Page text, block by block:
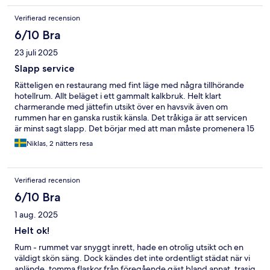
Verifierad recension
6/10 Bra
23 juli 2025
Slapp service
Rätteligen en restaurang med fint läge med några tillhörande
hotellrum. Allt beläget i ett gammalt kalkbruk. Helt klart
charmerande med jättefin utsikt över en havsvik även om
rummen har en ganska rustik känsla. Det tråkiga är att servicen
är minst sagt slapp. Det börjar med att man måste promenera 15
minuter längst grusvägar till och från hotellet. Vägen är också
mycket dåligt skyltad så det är lätt att gå fel och hamna i ett
vi att få en påse med vår frukost. Vi blev hänvisade till caféet och
personalen där plockade ihop en frukost. Denna skulle de ställa i
ett kylskåp på hotellet. Efter middag i restaurangen så visade
servitrisen oss kylskåpet som då var tomt. På fråga svarade hon
att hon skulle hämta påsen från caféet och ställa den i kylskåpet
när hon slutade. När vi kom för att hämta vår påse på morgonen
så var kylskåpet till vår stora förvåning tomt. Dålig service!
Niklas, 2 nätters resa
Verifierad recension
6/10 Bra
1 aug. 2025
Helt ok!
Rum - rummet var snyggt inrett, hade en otrolig utsikt och en
väldigt skön säng. Dock kändes det inte ordentligt städat när vi